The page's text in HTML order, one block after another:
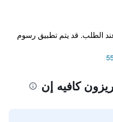
عند الطلب. قد يتم تطبيق رسوم
كافيه إن